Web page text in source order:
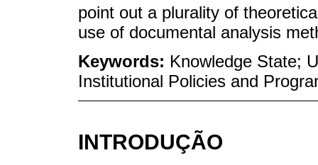
point out a plurality of
use of documental analysis
Keywords: Knowledge State;
Institutional Policies and
INTRODUÇÃO